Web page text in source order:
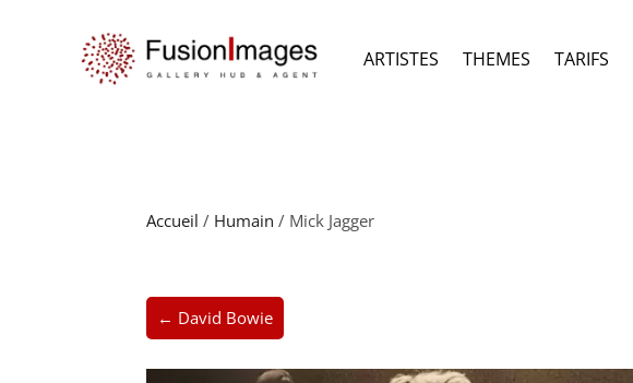
ARTISTES THEMES TARIFS
Accueil / Humain / Mick Jagger
← David Bowie